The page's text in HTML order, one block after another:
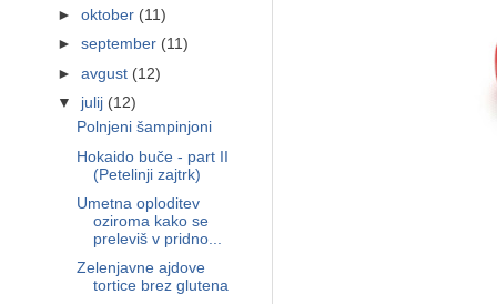
►oktober (11)
►september (11)
►avgust (12)
▼ julij (12)
Polnjeni šampinjoni
Hokaido buče - part II
(Petelinji zajtrk)
Umetna oploditev
oziroma kako se
preleviš v pridno...
Zelenjavne ajdove
tortice brez glutena